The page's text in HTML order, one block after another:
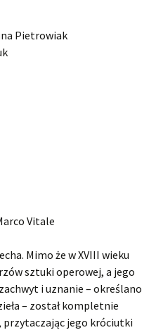
Pietrowiak
Vitale
Mimo że w XVIII wieku
sztuki operowej, a jego
i uznanie – określano
– został kompletnie
przytaczając jego króciutki